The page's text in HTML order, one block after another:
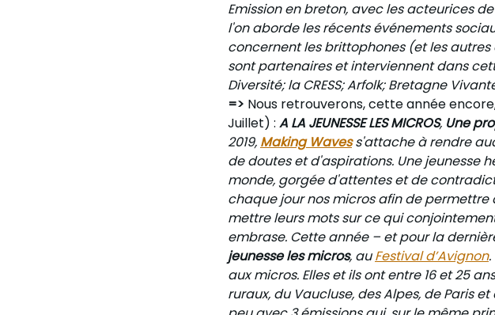
Emission en breton, avec les acteurices
l'on aborde les récents événements
concernent les brittophones (et les
sont partenaires et interviennent dans
Diversité; la CRESS; Arfolk; Bretagne
=> Nous retrouverons, cette année
Juillet) : A LA JEUNESSE LES MICROS, Une
2019, Making Wavess'attache à rendre
de doutes et d'aspirations. Une jeunesse
monde, gorgée d'attentes et de
chaque jour nos micros afin de
mettre leurs mots sur ce qui
embrase. Cette année – et pour la
jeunesse les micros, auFestival d’Avignon
aux micros. Elles et ils ont entre 16 et 25
ruraux, du Vaucluse, des Alpes, de Paris